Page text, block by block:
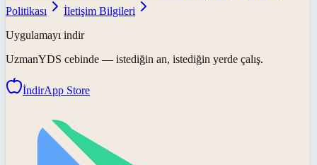
Politikası
İletişim Bilgileri
Uygulamayı indir
UzmanYDS cebinde — istediğin an, istediğin yerde çalış.
İndirApp Store